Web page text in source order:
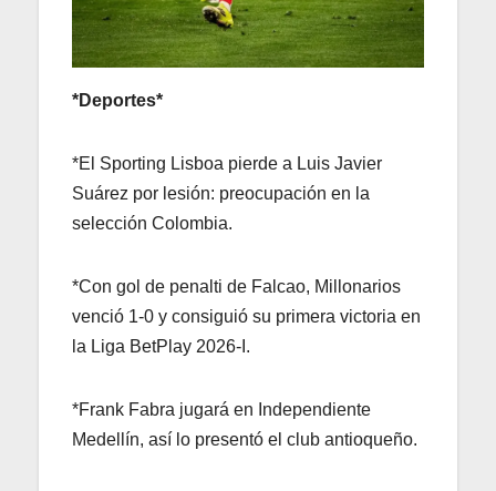
*Deportes*
*El Sporting Lisboa pierde a Luis Javier
Suárez por lesión: preocupación en la
selección Colombia.
*Con gol de penalti de Falcao, Millonarios
venció 1-0 y consiguió su primera victoria en
la Liga BetPlay 2026-I.
*Frank Fabra jugará en Independiente
Medellín, así lo presentó el club antioqueño.